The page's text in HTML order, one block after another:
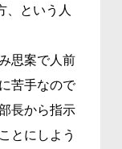
、という人
思案で人前
苦手なので
長から指示
とにしよう